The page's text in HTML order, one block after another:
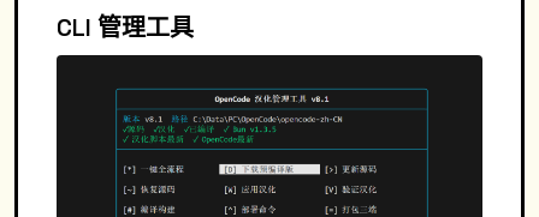
CLI 管理工具